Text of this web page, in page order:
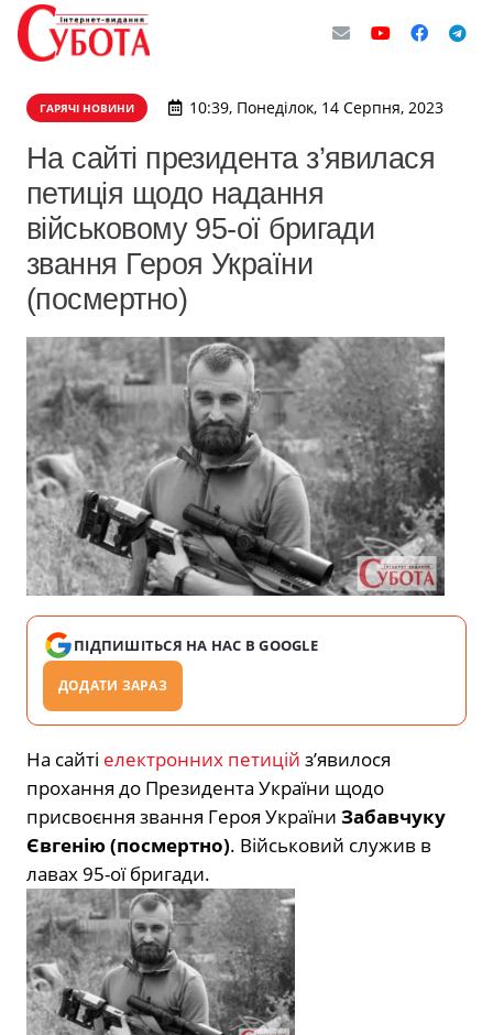
ГАРЯЧІ НОВИНИ 10:39, Понеділок, 14 Серпня, 2023
На сайті президента з’явилася
петиція щодо надання
військовому 95-ої бригади
звання Героя України
(посмертно)
ПІДПИШІТЬСЯ НА НАС В GOOGLE
ДОДАТИ ЗАРАЗ
На сайті електронних петицій з’явилося
прохання до Президента України щодо
присвоєння звання Героя України Забавчуку
Євгенію (посмертно). Військовий служив в
лавах 95-ої бригади.